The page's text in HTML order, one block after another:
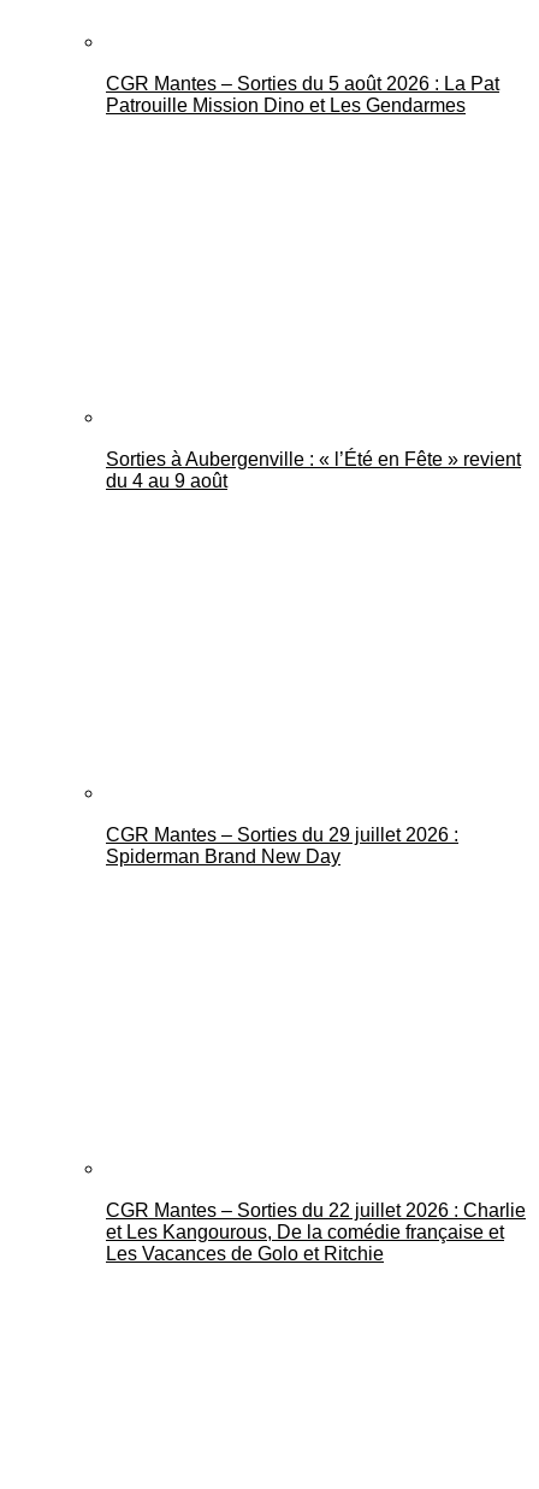
CGR Mantes – Sorties du 5 août 2026 : La Pat
Patrouille Mission Dino et Les Gendarmes
Sorties à Aubergenville : « l’Été en Fête » revient
du 4 au 9 août
CGR Mantes – Sorties du 29 juillet 2026 :
Spiderman Brand New Day
CGR Mantes – Sorties du 22 juillet 2026 : Charlie
et Les Kangourous, De la comédie française et
Les Vacances de Golo et Ritchie